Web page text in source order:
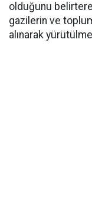
olduğunu
gazilerin ve
alınarak